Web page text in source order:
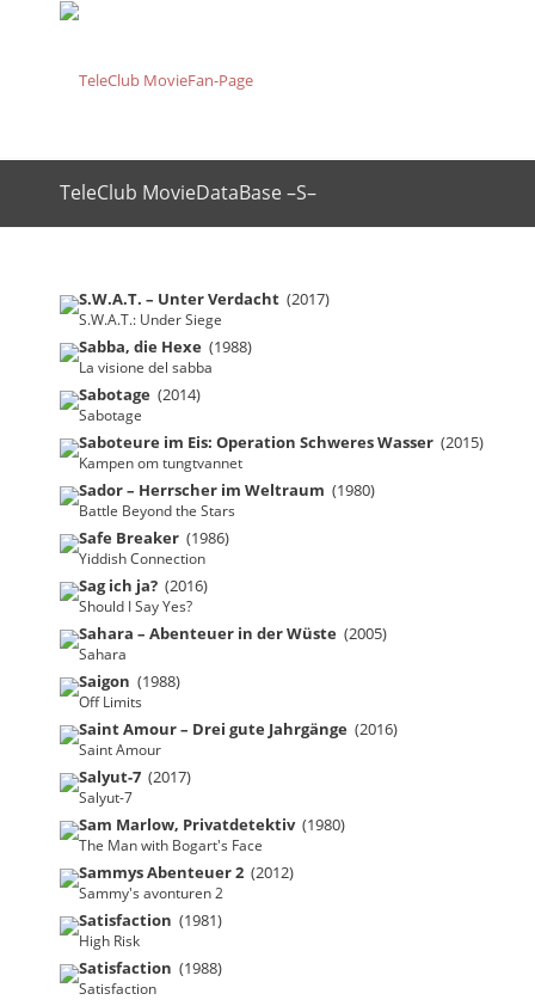
TeleClub MovieDataBase –S–
S.W.A.T. – Unter Verdacht (2017)
S.W.A.T.: Under Siege
Sabba, die Hexe (1988)
La visione del sabba
Sabotage (2014)
Sabotage
Saboteure im Eis: Operation Schweres Wasser (2015)
Kampen om tungtvannet
Sador – Herrscher im Weltraum (1980)
Battle Beyond the Stars
Safe Breaker (1986)
Yiddish Connection
Sag ich ja? (2016)
Should I Say Yes?
Sahara – Abenteuer in der Wüste (2005)
Sahara
Saigon (1988)
Off Limits
Saint Amour – Drei gute Jahrgänge (2016)
Saint Amour
Salyut-7 (2017)
Salyut-7
Sam Marlow, Privatdetektiv(1980)
The Man with Bogart's Face
Sammys Abenteuer 2 (2012)
Sammy's avonturen 2
Satisfaction (1981)
High Risk
Satisfaction (1988)
Satisfaction